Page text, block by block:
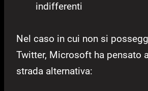
indifferenti
Nel caso in cui non si
Twitter, Microsoft ha pensato
strada alternativa: